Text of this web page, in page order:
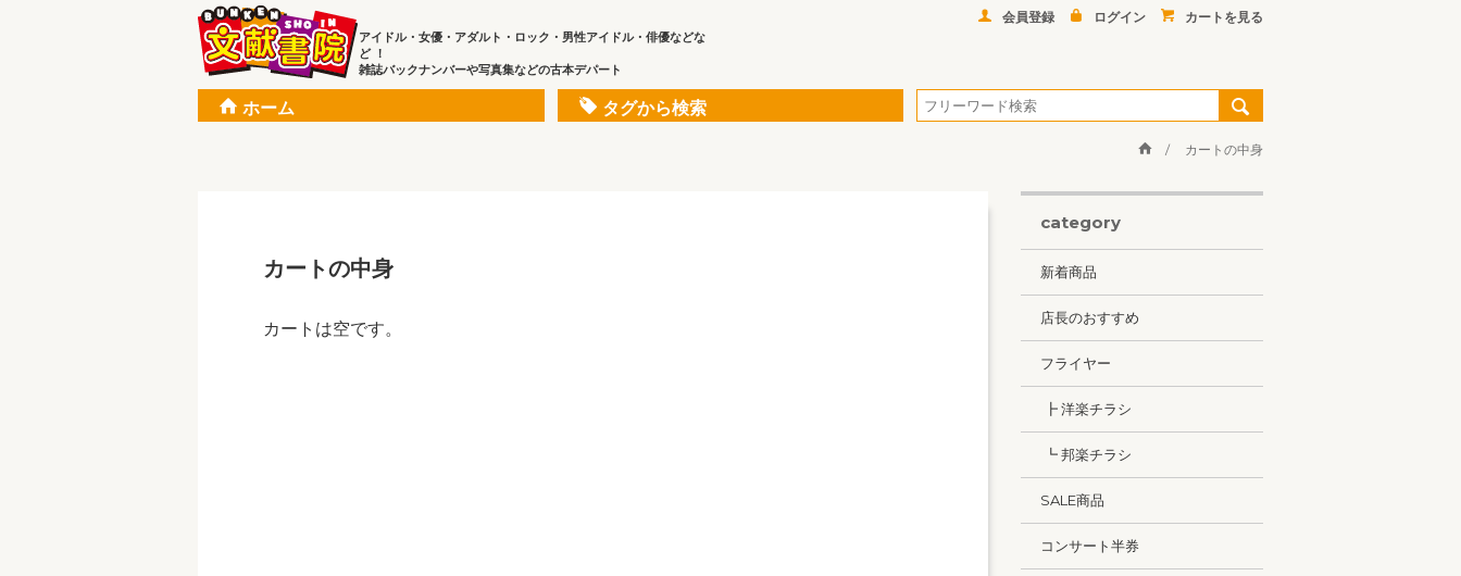
アイドル・女優・アダルト・ロック・男性アイドル・俳優などな
ど ！
雑誌バックナンバーや写真集などの古本デパート
会員登録 ログイン カートを見る
ホーム タグから検索
カートの中身
カートの中身
カートは空です。
category
新着商品
店長のおすすめ
フライヤー
┣ 洋楽チラシ
┗ 邦楽チラシ
SALE商品
コンサート半券